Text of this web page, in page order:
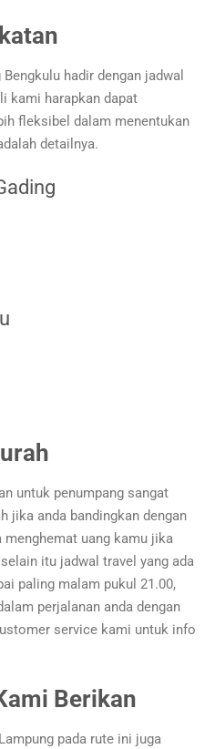
hadir dengan jadwal
kami harapkan dapat
fleksibel dalam menentukan
detailnya.
untuk penumpang sangat
jika anda bandingkan dengan
menghemat uang kamu jika
itu jadwal travel yang ada
paling malam pukul 21.00,
perjalanan anda dengan
service kami untuk info
Berikan
pada rute ini juga